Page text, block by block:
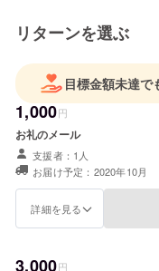
リターンを選ぶ
目標金額未達で
1,000円
お礼のメール
支援者：1人
お届け予定：2020年10月
詳細を見る
3,000円